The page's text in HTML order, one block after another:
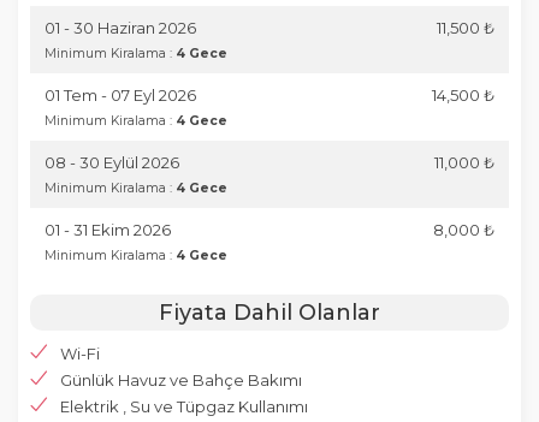
01 - 30 Haziran 2026
Minimum Kiralama : 4 Gece
11,500 ₺
01 Tem - 07 Eyl 2026
Minimum Kiralama : 4 Gece
14,500 ₺
08 - 30 Eylül 2026
Minimum Kiralama : 4 Gece
11,000 ₺
01 - 31 Ekim 2026
Minimum Kiralama : 4 Gece
8,000 ₺
Fiyata Dahil Olanlar
Wi-Fi
Günlük Havuz ve Bahçe Bakımı
Elektrik , Su ve Tüpgaz Kullanımı